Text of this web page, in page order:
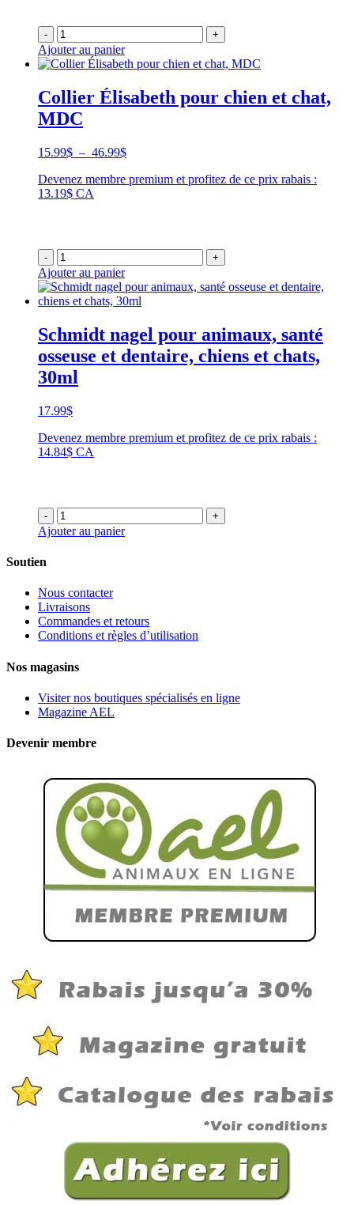
- +
Ajouter au panier
Collier Élisabeth pour chien et chat,
MDC
15.99$ – 46.99$Plage
prix :
Devenez membre premium et profitez de ce prix rabais :
13.19$ CA
- +
Ajouter au panier
Schmidt nagel pour animaux, santé
osseuse et dentaire, chiens et chats,
30ml
17.99$
Devenez membre premium et profitez de ce prix rabais :
14.84$ CA
- +
Ajouter au panier
Soutien
Nous contacter
Livraisons
Commandes et retours
Conditions et règles d’utilisation
Nos magasins
Visiter nos boutiques spécialisés en ligne
Magazine AEL
Devenir membre